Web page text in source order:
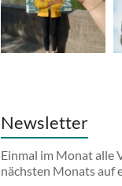
Newsletter
Einmal im Monat alle
nächsten Monats auf